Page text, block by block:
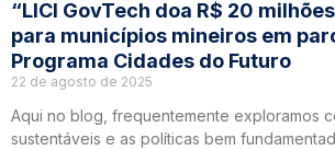
“LICI GovTech doa R$ 20
para municípios mineiros em
Programa Cidades do Futuro
22 de agosto de 2025
Aqui no blog, frequentemente exploramos
sustentáveis e as políticas bem